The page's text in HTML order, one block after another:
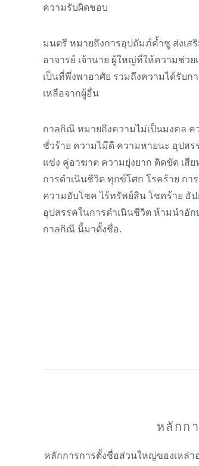
ความรับผิดชอบ
มนตรี หมายถึงการอุปถัมภ์ค้ำชู ส่งเส
อาจารย์ เจ้านาย ผู้ใหญ่ที่ให้ความช่วย
เป็นที่พึ่งพาอาศัย รวมถึงความได้รับก
เหลือจากผู้อื่น
กาลกิณี หมายถึงความไม่เป็นมงคล ค
ชั่วร้าย ความไมีดี ความหายนะ อุปสร
แข่ง คู่อาฆาต ความยุ่งยาก ติดขัด เสีย
การดำเนินชีวิต ทุกข์โศก โรคร้าย กา
ความอับโชค ไร้ทรัพย์สิน โชคร้าย อัป
อุปสรรคในการดำเนินชีวิต ห้ามนำอัก
กาลกิณี นี้มาตั้งชื่อ.
หลักก
หลักการการตั้งชื่อส่วนใหญ่ของเหล่า